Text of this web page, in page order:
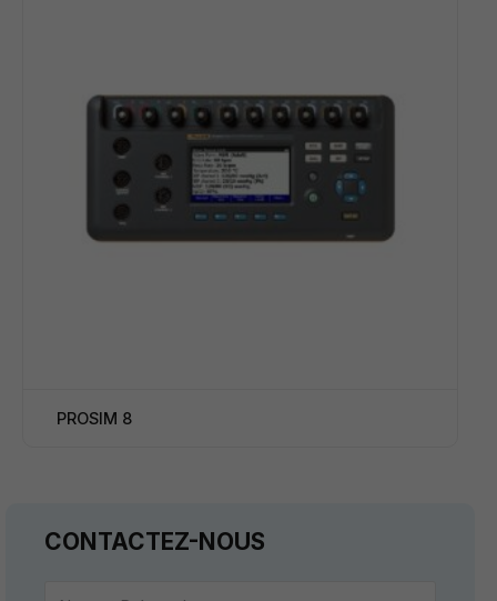
PROSIM 8
CONTACTEZ-NOUS